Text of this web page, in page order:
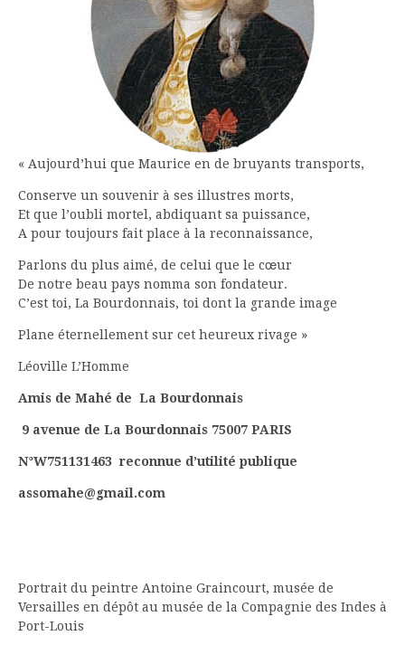
« Aujourd’hui que Maurice en de bruyants transports,
Conserve un souvenir à ses illustres morts,
Et que l’oubli mortel, abdiquant sa puissance,
A pour toujours fait place à la reconnaissance,
Parlons du plus aimé, de celui que le cœur
De notre beau pays nomma son fondateur.
C’est toi, La Bourdonnais, toi dont la grande image
Plane éternellement sur cet heureux rivage »
Léoville L’Homme
Amis de Mahé de La Bourdonnais
9 avenue de La Bourdonnais 75007 PARIS
N°W751131463 reconnue d’utilité publique
assomahe@gmail.com
Portrait du peintre Antoine Graincourt, musée de
Versailles en dépôt au musée de la Compagnie des Indes à
Port-Louis